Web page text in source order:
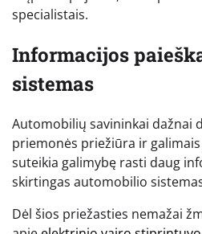
specialistais.
Informacijos
sistemas
Automobilių savininkai dažnai
priemonės priežiūra ir
suteikia galimybę rasti daug
skirtingas automobilio
Dėl šios priežasties nemažai